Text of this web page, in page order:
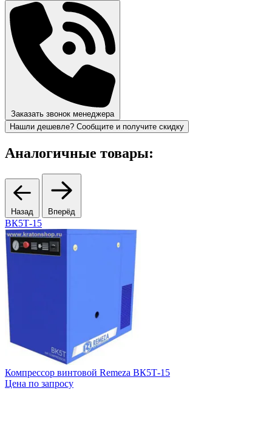
Заказать звонок менеджера
Нашли дешевле? Сообщите и получите скидку
Аналогичные товары:
Назад Вперёд
ВК5Т-15
Компрессор винтовой Remeza ВК5Т-15
Цена по запросу